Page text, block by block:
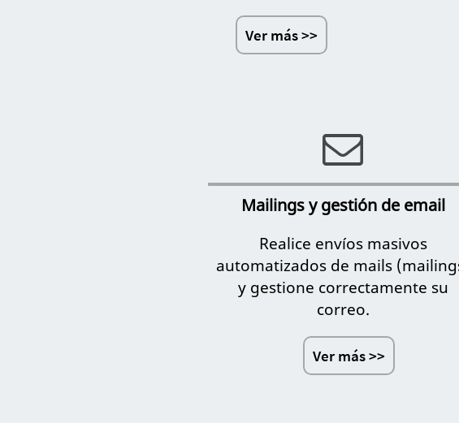
Ver más >>
Mailings y gestión de email
Realice envíos masivos
automatizados de mails
y gestione correctamente su
correo.
Ver más >>